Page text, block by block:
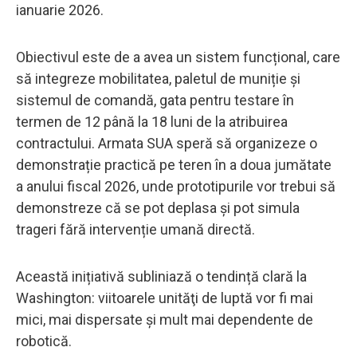
ianuarie 2026.
Obiectivul este de a avea un sistem funcțional, care
să integreze mobilitatea, paletul de muniție și
sistemul de comandă, gata pentru testare în
termen de 12 până la 18 luni de la atribuirea
contractului. Armata SUA speră să organizeze o
demonstrație practică pe teren în a doua jumătate
a anului fiscal 2026, unde prototipurile vor trebui să
demonstreze că se pot deplasa și pot simula
trageri fără intervenție umană directă.
Această inițiativă subliniază o tendință clară la
Washington: viitoarele unităţi de luptă vor fi mai
mici, mai dispersate și mult mai dependente de
robotică.